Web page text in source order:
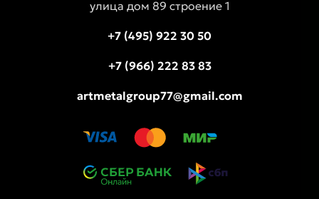
улица дом 89 строение 1
+7 (495) 922 30 50
+7 (966) 222 83 83
artmetalgroup77@gmail.com